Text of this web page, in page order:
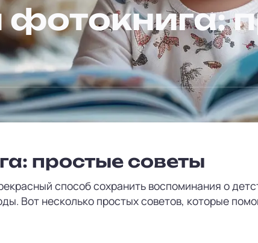
фотокнига:
простые советы
способ сохранить воспоминания о
Вот несколько простых советов, которые